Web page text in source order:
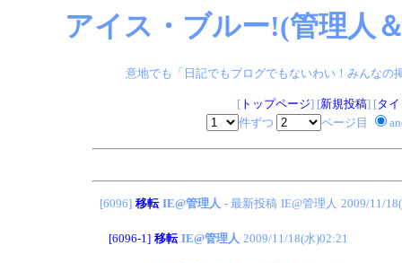
アイス・ブルー!(管理人
意地でも「日記でもブログでもないわい！みんなの
[トップページ] [新規投稿] [タ
件ずつ
ページ目
[6096] 移転 IE@管理人 - 最新投稿 IE@管理人 2009/11/
[6096-1] 移転 IE@管理人 2009/11/18(水)02:21